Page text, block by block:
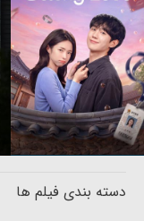
دسته بندی فیلم ها